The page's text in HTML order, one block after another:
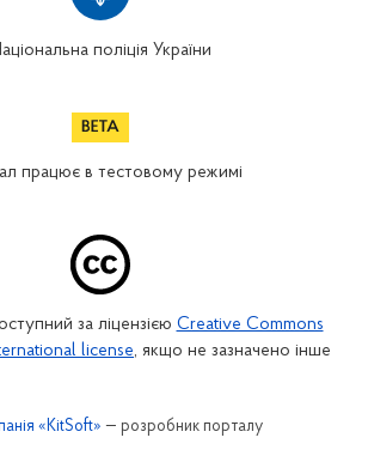
поліція України
працює в тестовому режимі
за ліцензією Creative Commons
license, якщо не зазначено інше
«KitSoft» — розробник порталу